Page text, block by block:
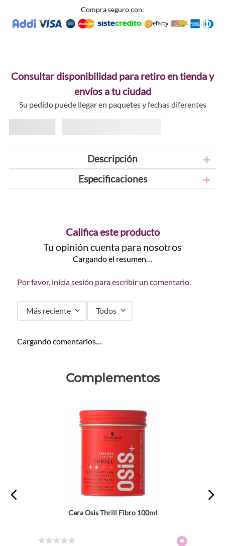
Compra seguro con:
Consultar disponibilidad para retiro en tienda y
envíos a tu ciudad
Su pedido puede llegar en paquetes y fechas diferentes
Descripción
Especificaciones
Califica este producto
Tu opinión cuenta para nosotros
Cargando el resumen…
Por favor, inicia sesión para escribir un comentario.
Más reciente Todos
Cargando comentarios…
Complementos
Cera Osis Thrill Fibro 100ml